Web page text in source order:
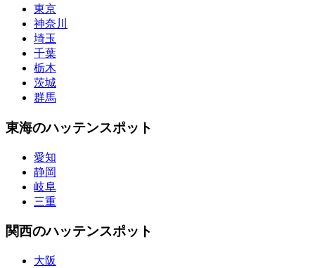
東京
神奈川
埼玉
千葉
栃木
茨城
群馬
東海のハッテンスポット
愛知
静岡
岐阜
三重
関西のハッテンスポット
大阪